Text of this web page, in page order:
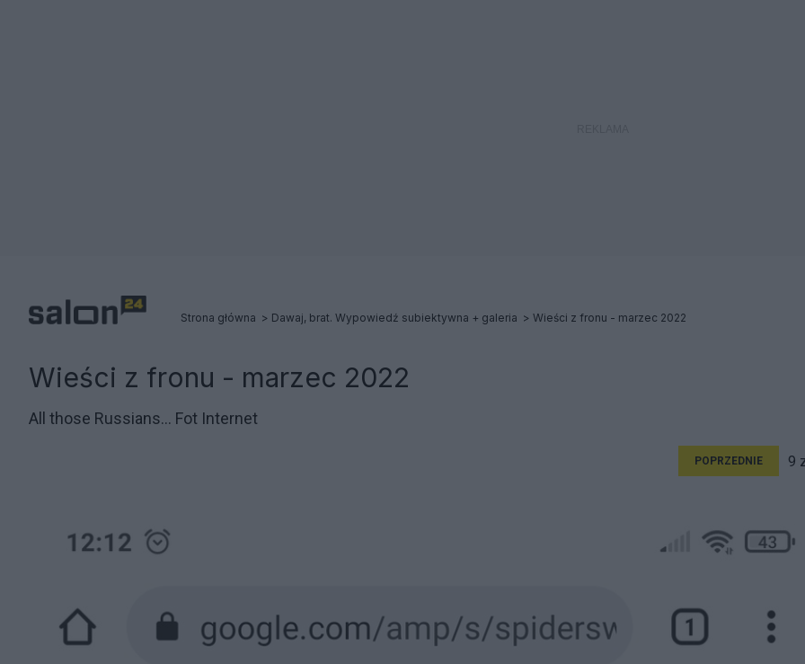
Strona główna Dawaj, brat. Wypowiedź subiektywna + galeria Wieści z fronu - marzec 2022
Wieści z fronu - marzec 2022
All those Russians... Fot Internet
POPRZEDNIE 9